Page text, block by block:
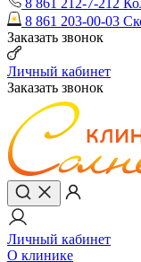
8 861 212-7-212
8 861 203-00-03
Заказать звонок
Личный кабинет
Заказать звонок
Личный кабинет
О клинике